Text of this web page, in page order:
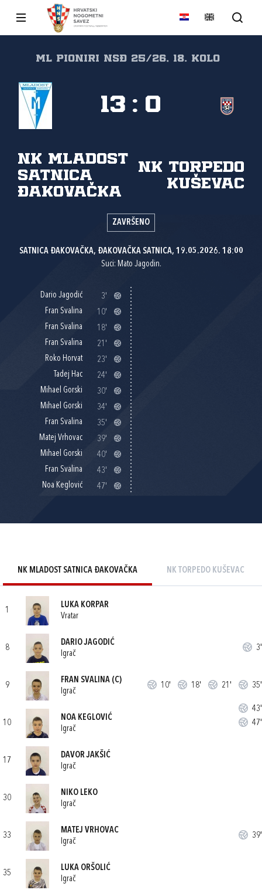
Ml Pioniri NSĐ 25/26, 18. kolo
NK Mladost
Satnica
Đakovačka
NK Torpedo
Kuševac
13 : 0
ZAVRŠENO
SATNICA ĐAKOVAČKA, ĐAKOVAČKA SATNICA, 19.05.2026. 18:00
Suci: Mato Jagodin.
Dario Jagodić
3'
Fran Svalina
10'
Fran Svalina
18'
Fran Svalina
21'
Roko Horvat
23'
Tadej Hac
24'
Mihael Gorski
30'
Mihael Gorski
34'
Fran Svalina
35'
Matej Vrhovac
39'
Mihael Gorski
40'
Fran Svalina
43'
Noa Keglović
47'
NK MLADOST SATNICA ĐAKOVAČKA NK TORPEDO KUŠEVAC
1
LUKA KORPAR
Vratar
8
DARIO JAGODIĆ
Igrač
3'
9
FRAN SVALINA (C)
Igrač
10' 18' 21' 35'
43'
10
NOA KEGLOVIĆ
Igrač
47'
17
DAVOR JAKŠIĆ
Igrač
30
NIKO LEKO
Igrač
33
MATEJ VRHOVAC
Igrač
39'
35
LUKA ORŠOLIĆ
Igrač